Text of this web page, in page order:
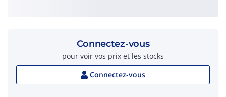
Connectez-vous
pour voir vos prix et les stocks
Connectez-vous